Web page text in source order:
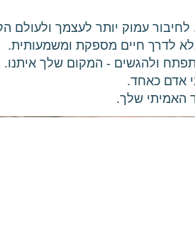
עמוק יותר לעצמך ולעולם
לדרך חיים מספקת ומשמעותית.
ולהגשים - המקום שלך איתנו.
אדם כאחד.
האמיתי שלך.